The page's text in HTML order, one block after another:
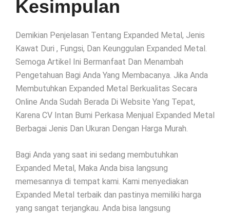
Kesimpulan
Demikian Penjelasan Tentang Expanded Metal, Jenis
Kawat Duri , Fungsi, Dan Keunggulan Expanded Metal.
Semoga Artikel Ini Bermanfaat Dan Menambah
Pengetahuan Bagi Anda Yang Membacanya. Jika Anda
Membutuhkan Expanded Metal Berkualitas Secara
Online Anda Sudah Berada Di Website Yang Tepat,
Karena CV Intan Bumi Perkasa Menjual Expanded Metal
Berbagai Jenis Dan Ukuran Dengan Harga Murah.
Bagi Anda yang saat ini sedang membutuhkan
Expanded Metal, Maka Anda bisa langsung
memesannya di tempat kami. Kami menyediakan
Expanded Metal terbaik dan pastinya memiliki harga
yang sangat terjangkau. Anda bisa langsung